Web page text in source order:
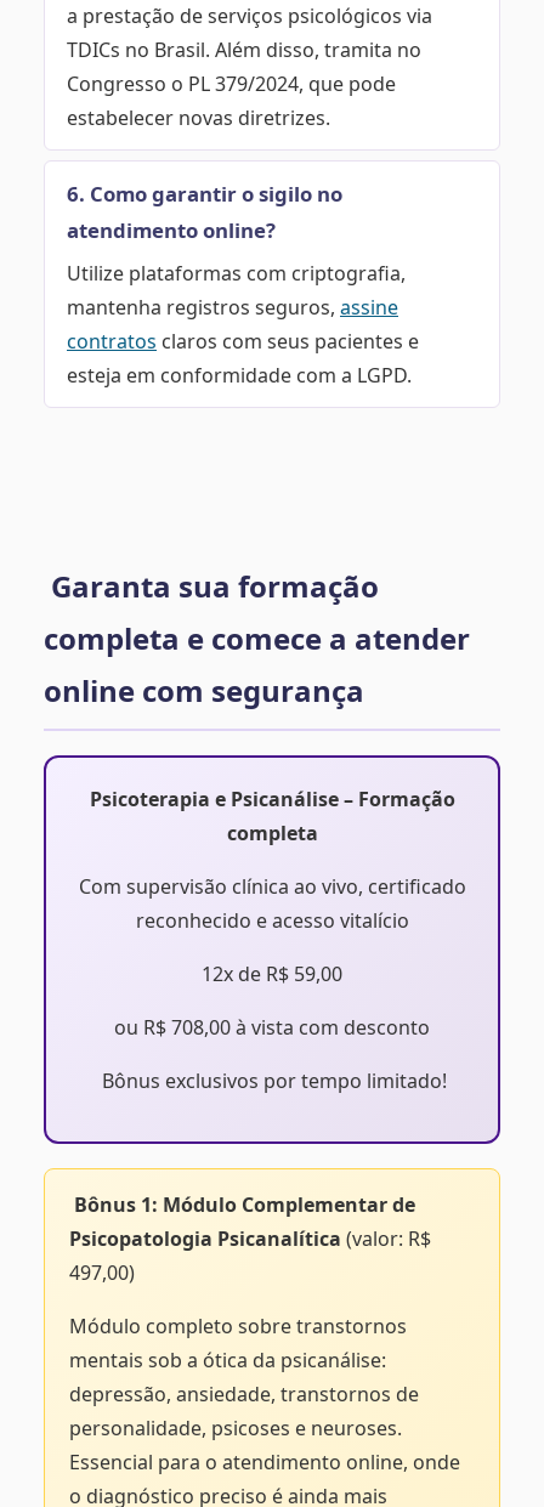
a prestação de serviços psicológicos via
TDICs no Brasil. Além disso, tramita no
Congresso o PL 379/2024, que pode
estabelecer novas diretrizes.
6. Como garantir o sigilo no
atendimento online?
Utilize plataformas com criptografia,
mantenha registros seguros, assine
contratos claros com seus pacientes e
esteja em conformidade com a LGPD.
Garanta sua formação
completa e comece a atender
online com segurança
Psicoterapia e Psicanálise – Formação
completa
Com supervisão clínica ao vivo, certificado
reconhecido e acesso vitalício
12x de R$ 59,00
ou R$ 708,00 à vista com desconto
Bônus exclusivos por tempo limitado!
Bônus 1: Módulo Complementar de
Psicopatologia Psicanalítica (valor: R$
497,00)
Módulo completo sobre transtornos
mentais sob a ótica da psicanálise:
depressão, ansiedade, transtornos de
personalidade, psicoses e neuroses.
Essencial para o atendimento online, onde
o diagnóstico preciso é ainda mais